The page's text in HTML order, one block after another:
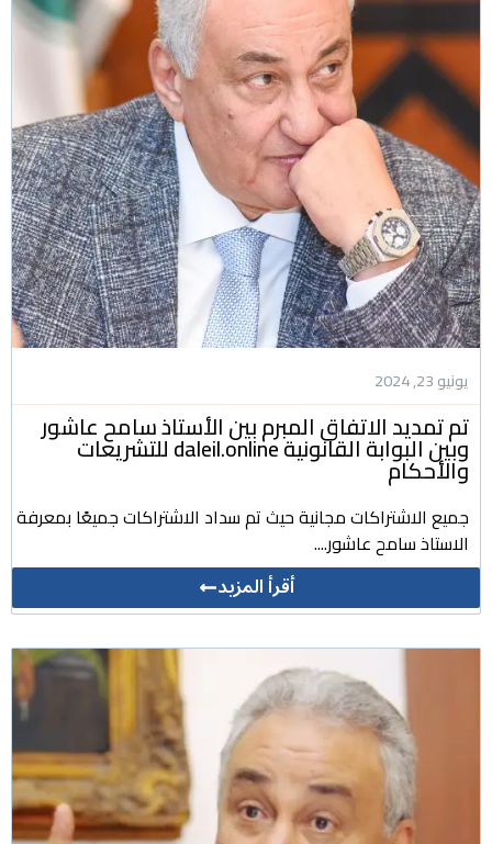
يونيو 23, 2024
تم تمديد الاتفاق المبرم بين الأستاذ سامح عاشور
وبين البوابة القانونية daleil.online للتشريعات
والأحكام
جميع الاشتراكات مجانية حيث تم سداد الاشتراكات جميعًا بمعرفة
الاستاذ سامح عاشور....
أقرأ المزيد